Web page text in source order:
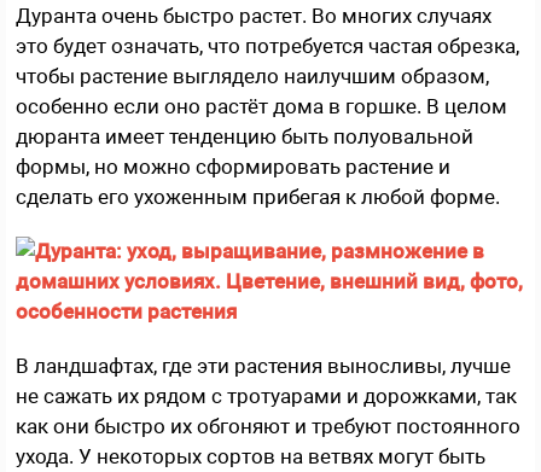
Дуранта очень быстро растет. Во многих случаях
это будет означать, что потребуется частая обрезка,
чтобы растение выглядело наилучшим образом,
особенно если оно растёт дома в горшке. В целом
дюранта имеет тенденцию быть полуовальной
формы, но можно сформировать растение и
сделать его ухоженным прибегая к любой форме.
В ландшафтах, где эти растения выносливы, лучше
не сажать их рядом с тротуарами и дорожками, так
как они быстро их обгоняют и требуют постоянного
ухода. У некоторых сортов на ветвях могут быть